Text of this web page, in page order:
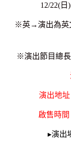
12/22( 日
※英→演出為英
※演出節目總長
演出地
啟售時間
▸演出